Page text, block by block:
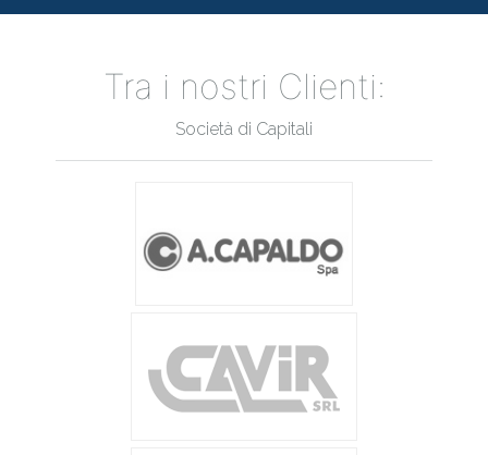
Tra i nostri Clienti:
Società di Capitali